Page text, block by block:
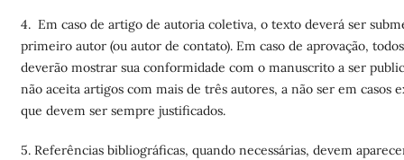
4. Em caso de artigo de autoria coletiva, o texto deverá ser
primeiro autor (ou autor de contato). Em caso de aprovação,
deverão mostrar sua conformidade com o manuscrito a ser
não aceita artigos com mais de três autores, a não ser em casos
que devem ser sempre justificados.
5. Referências bibliográficas, quando necessárias, devem